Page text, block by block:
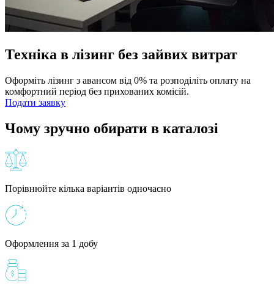
Техніка в лізинг без зайвих витрат
Оформіть лізинг з авансом від 0% та розподіліть оплату на
комфортний період без прихованих комісій.
Подати заявку
Чому зручно обирати в каталозі
Порівнюйте кілька варіантів одночасно
Оформлення за 1 добу